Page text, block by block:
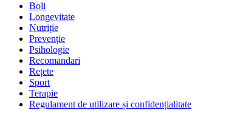
confidențialitate
Boli
Longevitate
Nutriție
Prevenție
Psihologie
Recomandari
Rețete
Sport
Terapie
Regulament de utilizare și confidențialitate